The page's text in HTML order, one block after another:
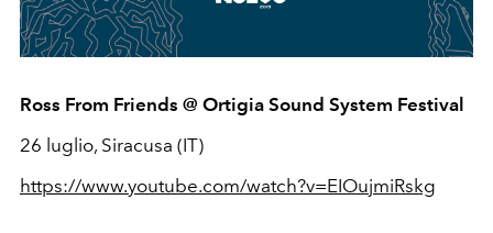
Ross From Friends @ Ortigia Sound System Festival
26 luglio, Siracusa (IT)
https://www.youtube.com/watch?v=EIOujmiRskg